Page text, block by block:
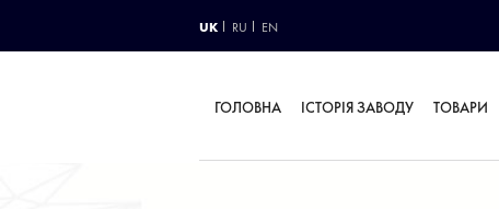
UK RU EN
ГОЛОВНА ІСТОРІЯ ЗАВОДУ ТОВАРИ